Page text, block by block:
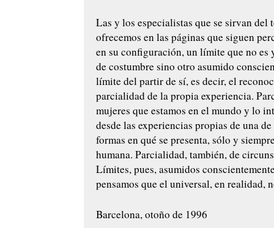
Las y los especialistas que se sirvan del
ofrecemos en las páginas que siguen
en su configuración, un límite que no es
de costumbre sino otro asumido
límite del partir de sí, es decir, el
parcialidad de la propia experiencia.
mujeres que estamos en el mundo y lo
desde las experiencias propias de una
formas en qué se presenta, sólo y
humana. Parcialidad, también, de
Límites, pues, asumidos
pensamos que el universal, en realidad,
Barcelona, otoño de 1996